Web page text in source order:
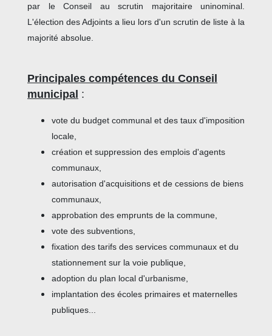
par le Conseil au scrutin majoritaire uninominal.
L'élection des Adjoints a lieu lors d'un scrutin de liste à la
majorité absolue.
Principales compétences du Conseil
municipal :
vote du budget communal et des taux d'imposition
locale,
création et suppression des emplois d'agents
communaux,
autorisation d'acquisitions et de cessions de biens
communaux,
approbation des emprunts de la commune,
vote des subventions,
fixation des tarifs des services communaux et du
stationnement sur la voie publique,
adoption du plan local d'urbanisme,
implantation des écoles primaires et maternelles
publiques...